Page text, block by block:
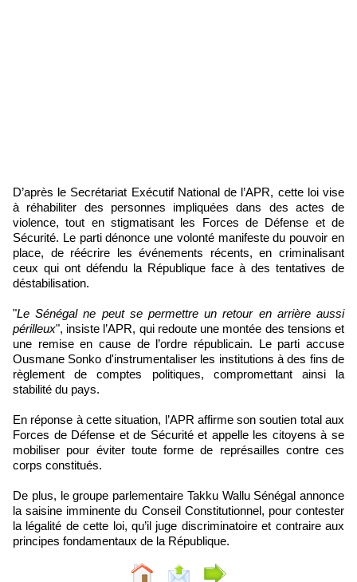
D’après le Secrétariat Exécutif National de l’APR, cette loi vise
à réhabiliter des personnes impliquées dans des actes de
violence, tout en stigmatisant les Forces de Défense et de
Sécurité. Le parti dénonce une volonté manifeste du pouvoir en
place, de réécrire les événements récents, en criminalisant
ceux qui ont défendu la République face à des tentatives de
déstabilisation.
"Le Sénégal ne peut se permettre un retour en arrière aussi
périlleux", insiste l’APR, qui redoute une montée des tensions et
une remise en cause de l’ordre républicain. Le parti accuse
Ousmane Sonko d'instrumentaliser les institutions à des fins de
règlement de comptes politiques, compromettant ainsi la
stabilité du pays.
En réponse à cette situation, l’APR affirme son soutien total aux
Forces de Défense et de Sécurité et appelle les citoyens à se
mobiliser pour éviter toute forme de représailles contre ces
corps constitués.
De plus, le groupe parlementaire Takku Wallu Sénégal annonce
la saisine imminente du Conseil Constitutionnel, pour contester
la légalité de cette loi, qu’il juge discriminatoire et contraire aux
principes fondamentaux de la République.